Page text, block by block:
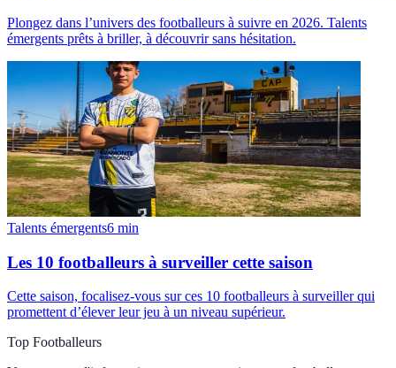
Plongez dans l’univers des footballeurs à suivre en 2026. Talents
émergents prêts à briller, à découvrir sans hésitation.
Talents émergents6 min
Les 10 footballeurs à surveiller cette saison
Cette saison, focalisez-vous sur ces 10 footballeurs à surveiller qui
promettent d’élever leur jeu à un niveau supérieur.
Top Footballeurs